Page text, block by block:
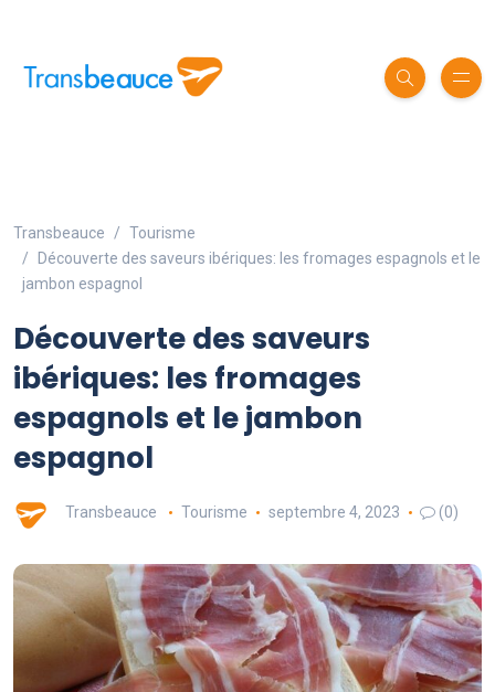
Transbeauce
Tourisme
Découverte des saveurs ibériques: les fromages espagnols et le
jambon espagnol
Découverte des saveurs
ibériques: les fromages
espagnols et le jambon
espagnol
Transbeauce Tourisme septembre 4, 2023 (0)